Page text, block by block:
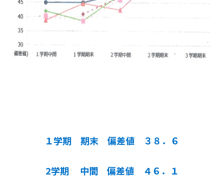
１学期 期末 偏差値 ３８．６
2学期 中間 偏差値 ４６．１